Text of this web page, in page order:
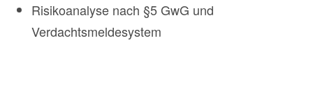
Risikoanalyse nach §5 GwG und
Verdachtsmeldesystem